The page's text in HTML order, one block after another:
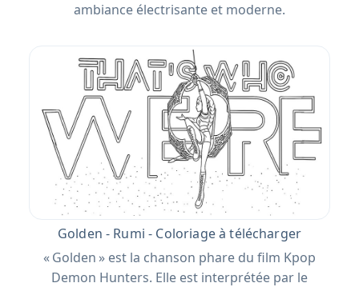
ambiance électrisante et moderne.
Golden - Rumi - Coloriage à télécharger
« Golden » est la chanson phare du film Kpop
Demon Hunters. Elle est interprétée par le